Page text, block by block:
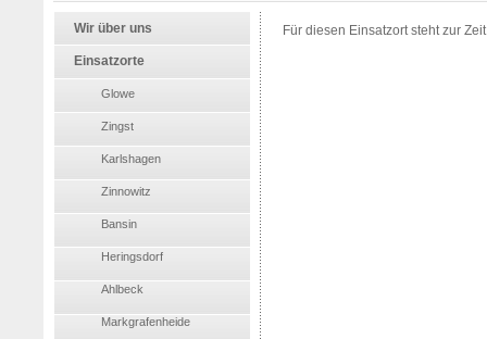
Wir über uns
Einsatzorte
Glowe
Zingst
Karlshagen
Zinnowitz
Bansin
Heringsdorf
Ahlbeck
Markgrafenheide
Für diesen Einsatzort steht zur